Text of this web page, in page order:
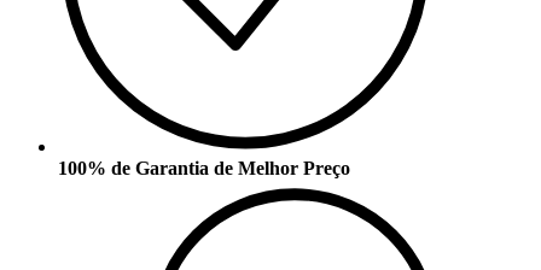
100% de Garantia de Melhor Preço